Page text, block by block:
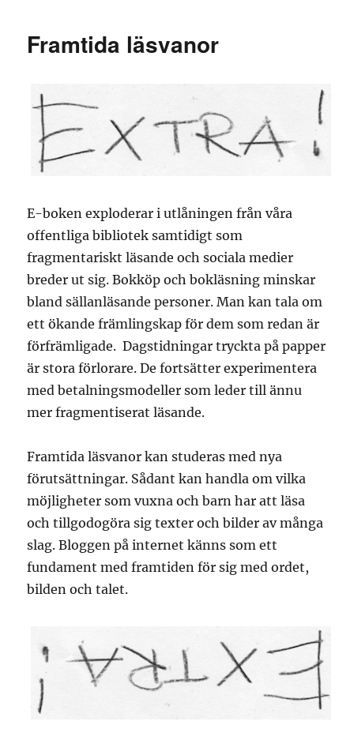
Framtida läsvanor
E-boken exploderar i utlåningen från våra
offentliga bibliotek samtidigt som
fragmentariskt läsande och sociala medier
breder ut sig. Bokköp och bokläsning minskar
bland sällanläsande personer. Man kan tala om
ett ökande främlingskap för dem som redan är
förfrämligade. Dagstidningar tryckta på papper
är stora förlorare. De fortsätter experimentera
med betalningsmodeller som leder till ännu
mer fragmentiserat läsande.
Framtida läsvanor kan studeras med nya
förutsättningar. Sådant kan handla om vilka
möjligheter som vuxna och barn har att läsa
och tillgodogöra sig texter och bilder av många
slag. Bloggen på internet känns som ett
fundament med framtiden för sig med ordet,
bilden och talet.